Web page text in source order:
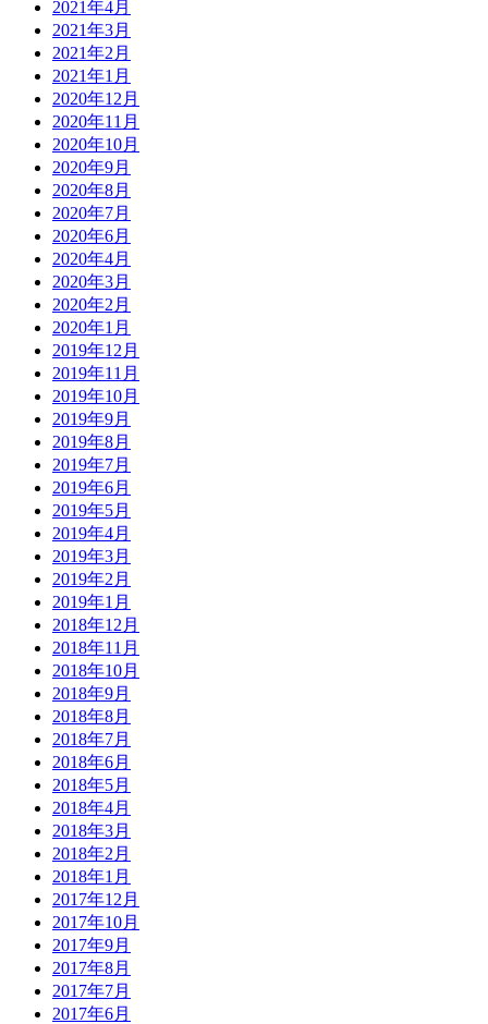
2021年4月
2021年3月
2021年2月
2021年1月
2020年12月
2020年11月
2020年10月
2020年9月
2020年8月
2020年7月
2020年6月
2020年4月
2020年3月
2020年2月
2020年1月
2019年12月
2019年11月
2019年10月
2019年9月
2019年8月
2019年7月
2019年6月
2019年5月
2019年4月
2019年3月
2019年2月
2019年1月
2018年12月
2018年11月
2018年10月
2018年9月
2018年8月
2018年7月
2018年6月
2018年5月
2018年4月
2018年3月
2018年2月
2018年1月
2017年12月
2017年10月
2017年9月
2017年8月
2017年7月
2017年6月